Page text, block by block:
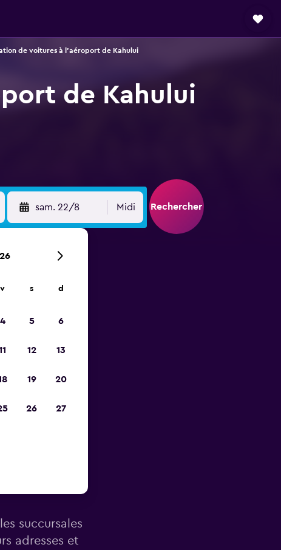
de voitures à l'aéroport de Kahului
de Kahului
sam. 22/8 Midi Rechercher
succursales
adresses et
v s d
4 5 6
12 13
19 20
26 27